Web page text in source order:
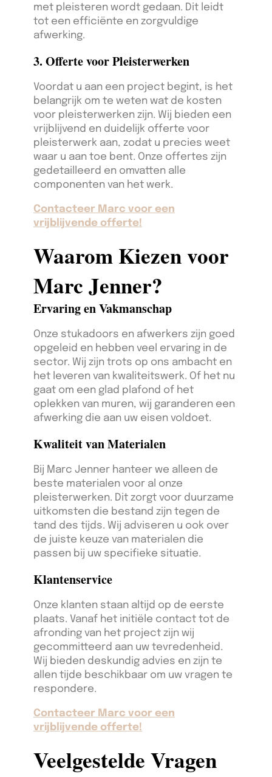
met pleisteren wordt gedaan. Dit leidt
tot een efficiënte en zorgvuldige
afwerking.
3. Offerte voor Pleisterwerken
Voordat u aan een project begint, is het
belangrijk om te weten wat de kosten
voor pleisterwerken zijn. Wij bieden een
vrijblijvend en duidelijk offerte voor
pleisterwerk aan, zodat u precies weet
waar u aan toe bent. Onze offertes zijn
gedetailleerd en omvatten alle
componenten van het werk.
Contacteer Marc voor een
vrijblijvende offerte!
Waarom Kiezen voor
Marc Jenner?
Ervaring en Vakmanschap
Onze stukadoors en afwerkers zijn goed
opgeleid en hebben veel ervaring in de
sector. Wij zijn trots op ons ambacht en
het leveren van kwaliteitswerk. Of het nu
gaat om een glad plafond of het
oplekken van muren, wij garanderen een
afwerking die aan uw eisen voldoet.
Kwaliteit van Materialen
Bij Marc Jenner hanteer we alleen de
beste materialen voor al onze
pleisterwerken. Dit zorgt voor duurzame
uitkomsten die bestand zijn tegen de
tand des tijds. Wij adviseren u ook over
de juiste keuze van materialen die
passen bij uw specifieke situatie.
Klantenservice
Onze klanten staan altijd op de eerste
plaats. Vanaf het initiële contact tot de
afronding van het project zijn wij
gecommitteerd aan uw tevredenheid.
Wij bieden deskundig advies en zijn te
allen tijde beschikbaar om uw vragen te
respondere.
Contacteer Marc voor een
vrijblijvende offerte!
Veelgestelde Vragen